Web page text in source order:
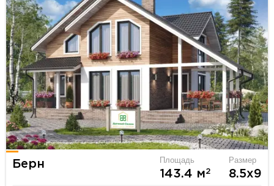
Берн Площадь
143.4 м2
Размер
8.5х9